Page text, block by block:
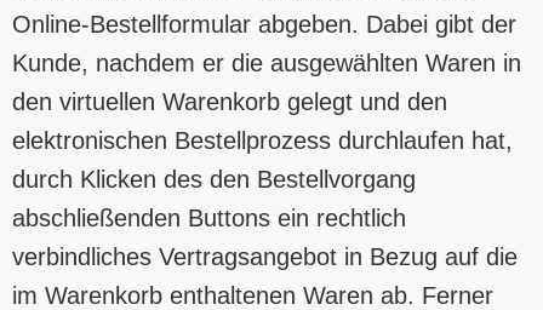
Online-Bestellformular abgeben. Dabei gibt der
Kunde, nachdem er die ausgewählten Waren in
den virtuellen Warenkorb gelegt und den
elektronischen Bestellprozess durchlaufen hat,
durch Klicken des den Bestellvorgang
abschließenden Buttons ein rechtlich
verbindliches Vertragsangebot in Bezug auf die
im Warenkorb enthaltenen Waren ab. Ferner